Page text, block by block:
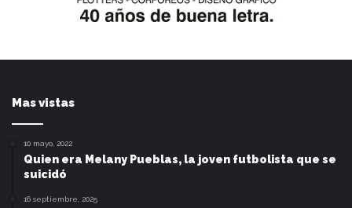
Mas vistas
10 mayo, 2022
Quien era Melany Pueblas, la joven futbolista que se
suicidó
16 septiembre, 2025